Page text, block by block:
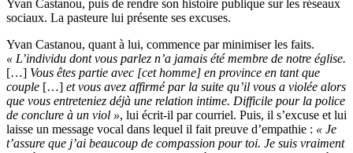
Yvan Castanou, puis de rendre son histoire publique sur les réseaux
sociaux. La pasteure lui présente ses excuses.
Yvan Castanou, quant à lui, commence par minimiser les faits.
« L’individu dont vous parlez n’a jamais été membre de notre église.
[…] Vous êtes partie avec [cet homme] en province en tant que
couple […] et vous avez affirmé par la suite qu’il vous a violée alors
que vous entreteniez déjà une relation intime. Difficile pour la police
de conclure à un viol », lui écrit-il par courriel. Puis, il s’excuse et lui
laisse un message vocal dans lequel il fait preuve d’empathie : « Je
t’assure que j’ai beaucoup de compassion pour toi. Je suis vraiment